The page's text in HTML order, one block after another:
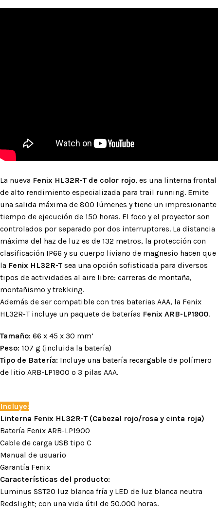
La nueva Fenix ​​HL32R-T de color rojo, es una linterna frontal
de alto rendimiento especializada para trail running. Emite
una salida máxima de 800 lúmenes y tiene un impresionante
tiempo de ejecución de 150 horas. El foco y el proyector son
controlados por separado por dos interruptores. La distancia
máxima del haz de luz es de 132 metros, la protección con
clasificación IP66 y su cuerpo liviano de magnesio hacen que
la Fenix ​​HL32R-T sea una opción sofisticada para diversos
tipos de actividades al aire libre: carreras de montaña,
montañismo y trekking.
Además de ser compatible con tres baterias AAA, la Fenix
HL32R-T incluye un paquete de baterías Fenix ARB-LP1900.
Tamaño: 66 x 45 x 30 mm’
Peso: 107 g (incluida la batería)
Tipo de Batería: Incluye una batería recargable de polímero
de litio ARB-LP1900 o 3 pilas AAA.
Incluye:
Linterna Fenix HL32R-T (Cabezal rojo/rosa y cinta roja)
Batería Fenix ARB-LP1900
Cable de carga USB tipo C
Manual de usuario
Garantía Fenix
Características del producto:
Luminus SST20 luz blanca fría y LED de luz blanca neutra
Redslight; con una vida útil de 50.000 horas.